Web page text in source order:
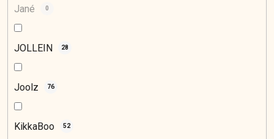
Jané 0
JOLLEIN 28
Joolz 76
KikkaBoo 52